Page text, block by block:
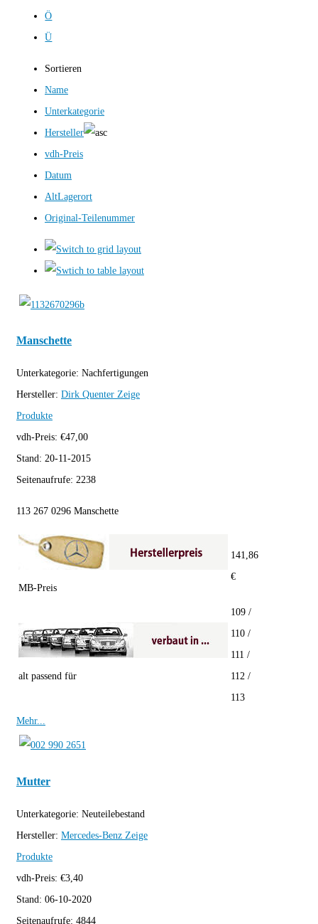
Ö
Ü
Sortieren
Name
Unterkategorie
Hersteller
vdh-Preis
Datum
AltLagerort
Original-Teilenummer
Manschette
Unterkategorie: Nachfertigungen
Hersteller: Dirk Quenter Zeige
Produkte
vdh-Preis: €47,00
Stand: 20-11-2015
Seitenaufrufe: 2238
113 267 0296 Manschette
MB-Preis
141,86
€
alt passend für
109 /
110 /
111 /
112 /
113
Mehr...
Mutter
Unterkategorie: Neuteilebestand
Hersteller: Mercedes-Benz Zeige
Produkte
vdh-Preis: €3,40
Stand: 06-10-2020
Seitenaufrufe: 4844